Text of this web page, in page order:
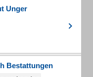
Unger
Bestattungen